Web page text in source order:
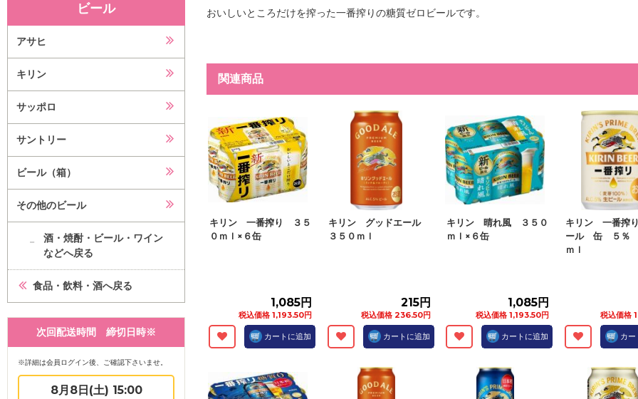
ビール
アサヒ
キリン
サッポロ
サントリー
ビール（箱）
その他のビール
酒・焼酎・ビール・ワイン
などへ戻る
食品・飲料・酒へ戻る
次回配送時間 締切日時※
※詳細は会員ログイン後、ご確認下さいませ。
8月8日(土) 15:00
おいしいところだけを搾った一番搾りの糖質ゼロビールです。
関連商品
キリン 一番搾り ３５
０ｍｌ×６缶
1,085円
税込価格 1,193.50円
カートに追加
キリン グッドエール
３５０ｍｌ
215円
税込価格 236.50円
カートに追加
キリン 晴れ風 ３５０
ｍｌ×６缶
1,085円
税込価格 1,193.50円
カートに追加
キリン 一番搾
ール 缶 ５％
ｍｌ
税込価格
カー